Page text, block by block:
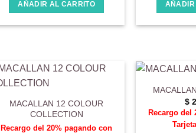
AÑADIR AL CARRITO AÑADIR
MACALLAN 12 COLOUR
COLLECTION
Recargo del 20% pagando con
$
Recargo del